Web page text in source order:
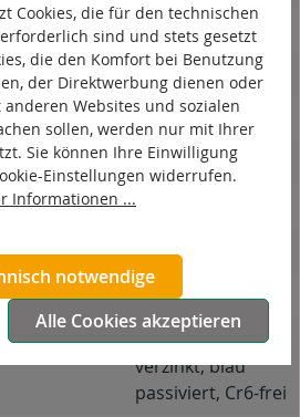
Bockrolle
Stahlblech
galvanisch
verzinkt, blau
passiviert, Cr6-frei
Cookies, die für den technischen
sind und stets gesetzt
die den Komfort bei Benutzung
der Direktwerbung dienen oder
Websites und sozialen
sollen, werden nur mit Ihrer
Sie können Ihre Einwilligung
Einstellungen widerrufen.
Informationen ...
notwendige
Alle Cookies akzeptieren